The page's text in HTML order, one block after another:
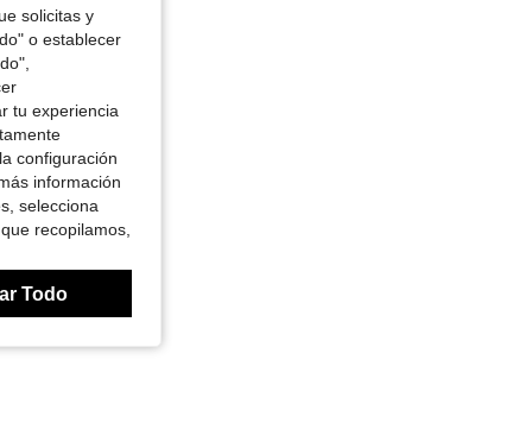
solicitas y
o establecer
tu experiencia
configuración
información
selecciona
recopilamos,
Todo